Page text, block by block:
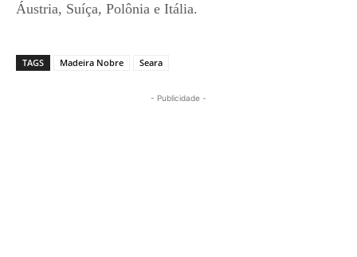
Áustria, Suíça, Polônia e Itália.
TAGS Madeira Nobre Seara
- Publicidade -